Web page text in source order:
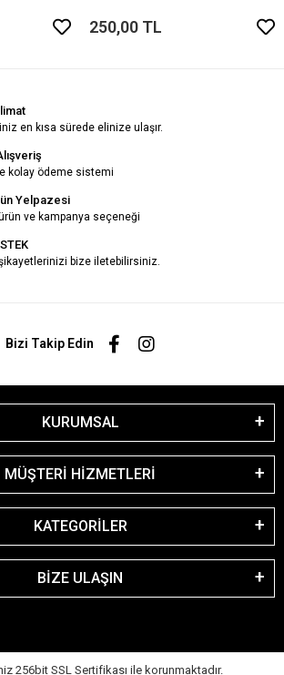
250,00 TL
en kısa sürede elinize ulaşır.
kolay ödeme sistemi
Yelpazesi
ve kampanya seçeneği
bize iletebilirsiniz.
Bizi Takip Edin
KURUMSAL
MÜŞTERİ HİZMETLERİ
KATEGORİLER
BİZE ULAŞIN
256bit SSL Sertifikası ile korunmaktadır.